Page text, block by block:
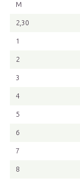
М
2,30
1
2
3
4
5
6
7
8